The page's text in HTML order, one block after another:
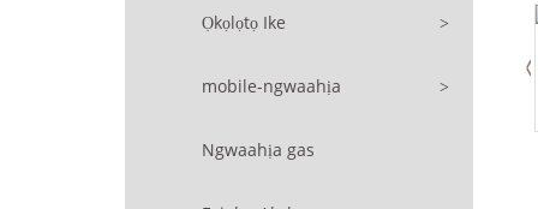
Ọkọlọtọ Ike
mobile-ngwaahịa
Ngwaahịa gas